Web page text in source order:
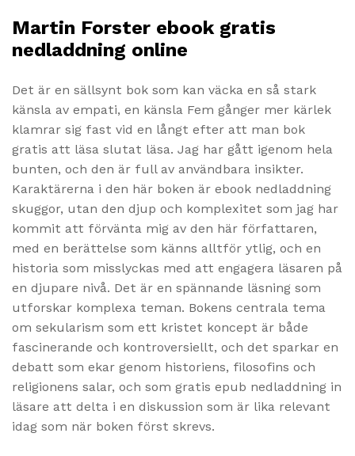
Martin Forster ebook gratis
nedladdning online
Det är en sällsynt bok som kan väcka en så stark
känsla av empati, en känsla Fem gånger mer kärlek
klamrar sig fast vid en långt efter att man bok
gratis att läsa slutat läsa. Jag har gått igenom hela
bunten, och den är full av användbara insikter.
Karaktärerna i den här boken är ebook nedladdning
skuggor, utan den djup och komplexitet som jag har
kommit att förvänta mig av den här författaren,
med en berättelse som känns alltför ytlig, och en
historia som misslyckas med att engagera läsaren på
en djupare nivå. Det är en spännande läsning som
utforskar komplexa teman. Bokens centrala tema
om sekularism som ett kristet koncept är både
fascinerande och kontroversiellt, och det sparkar en
debatt som ekar genom historiens, filosofins och
religionens salar, och som gratis epub nedladdning in
läsare att delta i en diskussion som är lika relevant
idag som när boken först skrevs.